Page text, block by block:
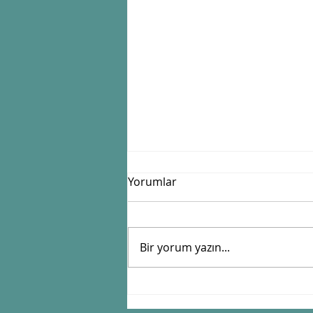
"Kaba erik"
Yorumlar
Bir yorum yazın...